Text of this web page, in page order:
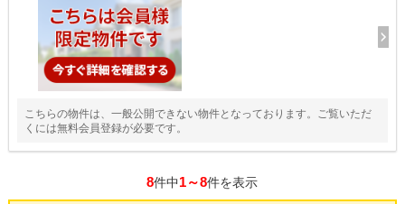
こちらの物件は、一般公開できない物件となっております。ご覧いただ
くには無料会員登録が必要です。
8件中1～8件を表示